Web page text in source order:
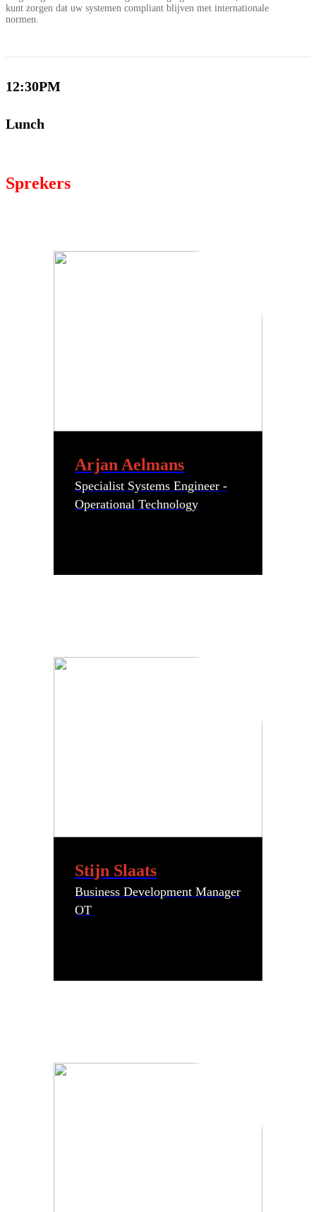
kunt zorgen dat uw systemen compliant blijven met internationale
normen.
12:30PM
Lunch
Sprekers
Arjan Aelmans
Specialist Systems Engineer -
Operational Technology
Stijn Slaats
Business Development Manager
OT